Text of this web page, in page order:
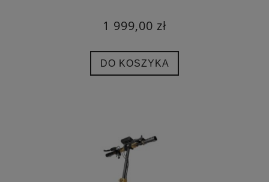
1 999,00 zł
DO KOSZYKA